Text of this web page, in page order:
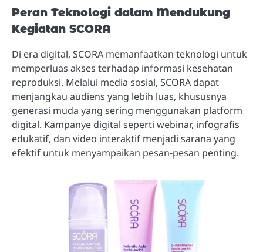
Peran Teknologi dalam Mendukung
Kegiatan SCORA
Di era digital, SCORA memanfaatkan teknologi untuk
memperluas akses terhadap informasi kesehatan
reproduksi. Melalui media sosial, SCORA dapat
menjangkau audiens yang lebih luas, khususnya
generasi muda yang sering menggunakan platform
digital. Kampanye digital seperti webinar, infografis
edukatif, dan video interaktif menjadi sarana yang
efektif untuk menyampaikan pesan-pesan penting.